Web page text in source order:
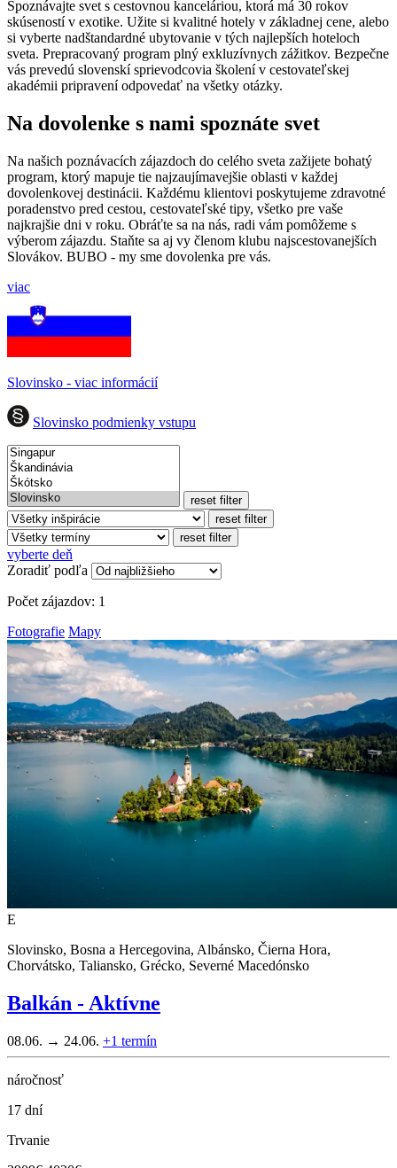
Spoznávajte svet s cestovnou kanceláriou, ktorá má 30 rokov
skúseností v exotike. Užite si kvalitné hotely v základnej cene, alebo
si vyberte nadštandardné ubytovanie v tých najlepších hoteloch
sveta. Prepracovaný program plný exkluzívnych zážitkov. Bezpečne
vás prevedú slovenskí sprievodcovia školení v cestovateľskej
akadémii pripravení odpovedať na všetky otázky.
Na dovolenke s nami spoznáte svet
Na našich poznávacích zájazdoch do celého sveta zažijete bohatý
program, ktorý mapuje tie najzaujímavejšie oblasti v každej
dovolenkovej destinácii. Každému klientovi poskytujeme zdravotné
poradenstvo pred cestou, cestovateľské tipy, všetko pre vaše
najkrajšie dni v roku. Obráťte sa na nás, radi vám pomôžeme s
výberom zájazdu. Staňte sa aj vy členom klubu najscestovanejších
Slovákov. BUBO - my sme dovolenka pre vás.
viac
Slovinsko - viac informácií
Slovinsko podmienky vstupu
reset filter
reset filter
reset filter
vyberte deň
Zoradiť podľa
Počet zájazdov: 1
Fotografie Mapy
E
Slovinsko, Bosna a Hercegovina, Albánsko, Čierna Hora,
Chorvátsko, Taliansko, Grécko, Severné Macedónsko
Balkán - Aktívne
08.06. → 24.06. +1 termín
náročnosť
17 dní
Trvanie